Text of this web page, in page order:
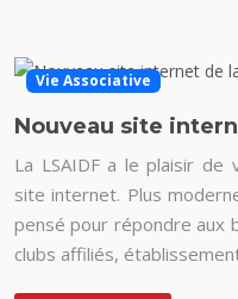
Vie Associative
Nouveau site
La LSAIDF a le plaisir
site internet. Plus
pensé pour répondre aux
clubs affiliés,